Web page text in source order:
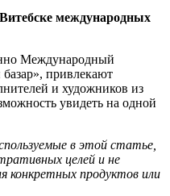
международных
Международный
привлекают
и художников из
увидеть на одной
в этой статье,
целей и не
конкретных продуктов или